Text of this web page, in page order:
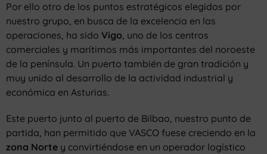
Por ello otro de los puntos estratégicos elegidos por
nuestro grupo, en busca de la excelencia en las
operaciones, ha sido Vigo, uno de los centros
comerciales y marítimos más importantes del noroeste
de la península. Un puerto también de gran tradición y
muy unido al desarrollo de la actividad industrial y
económica en Asturias.
Este puerto junto al puerto de Bilbao, nuestro punto de
partida, han permitido que VASCO fuese creciendo en la
zona Norte y convirtiéndose en un operador logístico